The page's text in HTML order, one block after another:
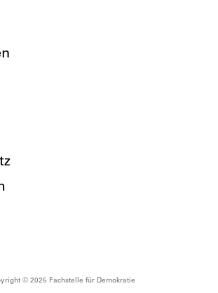
© 2025 Fachstelle für Demokratie